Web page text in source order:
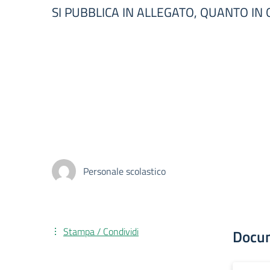
SI PUBBLICA IN ALLEGATO, QUANTO IN
Personale scolastico
Stampa / Condividi